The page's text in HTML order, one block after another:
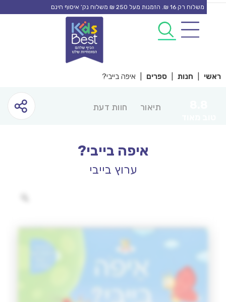
משלוח רק 16 ₪. הזמנות מעל 250 ₪ משלוח נק’ איסוף חינם
| חנות | ספרים | איפה בייבי?
תיאור חוות דעת
איפה בייבי?
ערוץ בייבי